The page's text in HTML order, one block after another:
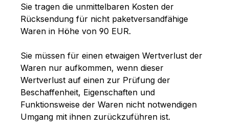
Sie tragen die unmittelbaren Kosten der
Rücksendung für nicht paketversandfähige
Waren in Höhe von 90 EUR.
Sie müssen für einen etwaigen Wertverlust der
Waren nur aufkommen, wenn dieser
Wertverlust auf einen zur Prüfung der
Beschaffenheit, Eigenschaften und
Funktionsweise der Waren nicht notwendigen
Umgang mit ihnen zurückzuführen ist.